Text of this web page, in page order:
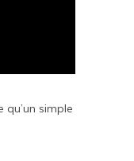
qu’un simple